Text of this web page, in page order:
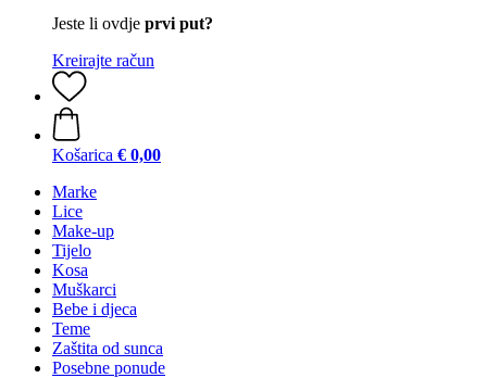
Jeste li ovdje prvi put?
Kreirajte račun
Košarica € 0,00
Marke
Lice
Make-up
Tijelo
Kosa
Muškarci
Bebe i djeca
Teme
Zaštita od sunca
Posebne ponude